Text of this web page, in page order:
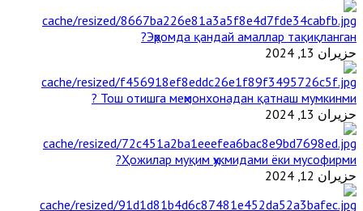
Эҳромда қандай амаллар тақиқланган?
حزيران 13, 2024
Тош отишга меҳмонхонадан қатнаш мумкинми ?
حزيران 13, 2024
Ҳожилар муқим ҳукмидами ёки мусофирми?
حزيران 12, 2024